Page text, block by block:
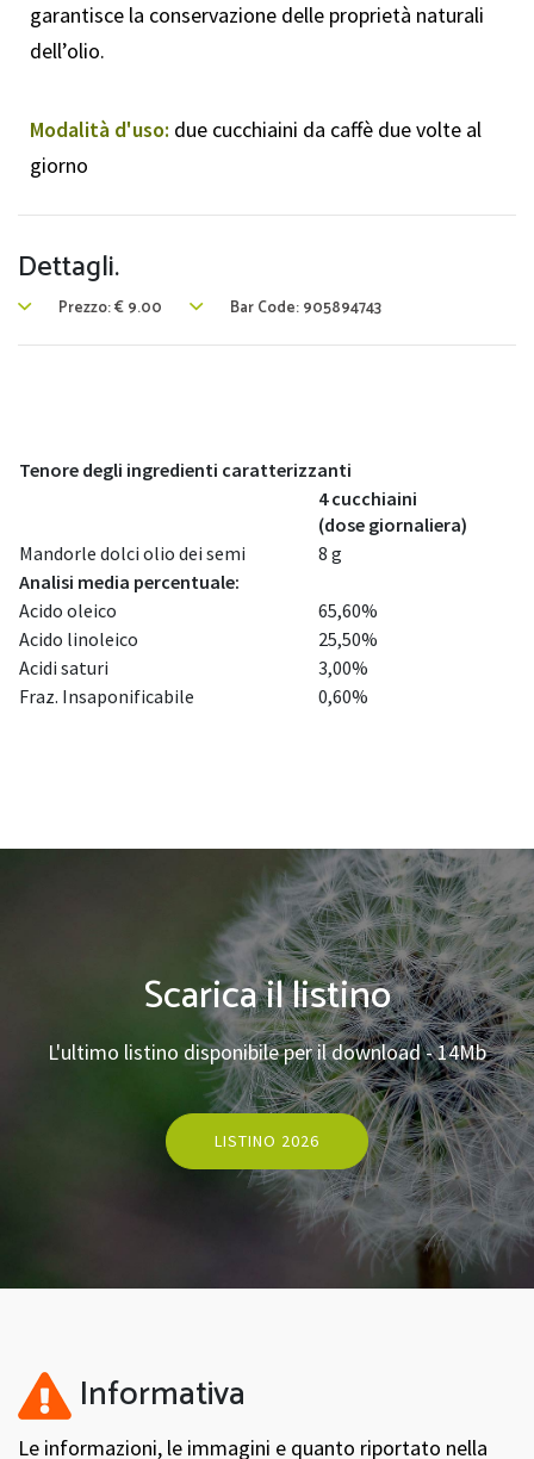
garantisce la conservazione delle proprietà naturali
dell’olio.
Modalità d'uso: due cucchiaini da caffè due volte al
giorno
Dettagli.
Prezzo:€9.00 Bar Code: 905894743
Tenore degli ingredienti caratterizzanti
4 cucchiaini
(dose giornaliera)
Mandorle dolci olio dei semi
8 g
Analisi media percentuale:
Acido oleico
65,60%
Acido linoleico
25,50%
Acidi saturi
3,00%
Fraz. Insaponificabile
0,60%
Scarica il listino
L'ultimo listino disponibile per il download - 14Mb
LISTINO 2026
Informativa
Le informazioni, le immagini e quanto riportato nella